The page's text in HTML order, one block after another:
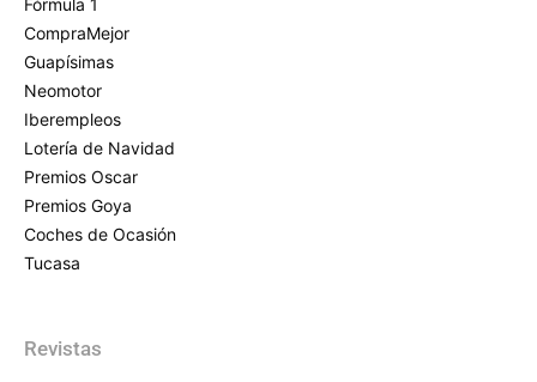
Fórmula 1
CompraMejor
Guapísimas
Neomotor
Iberempleos
Lotería de Navidad
Premios Oscar
Premios Goya
Coches de Ocasión
Tucasa
Revistas